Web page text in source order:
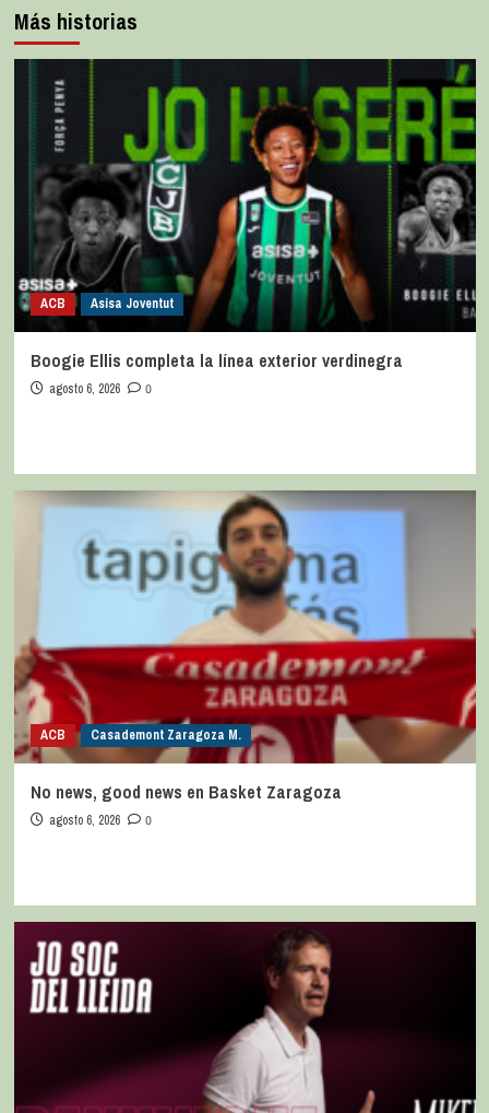
Más historias
ACB Asisa Joventut
Boogie Ellis completa la línea exterior verdinegra
agosto 6, 2026 0
ACB Casademont Zaragoza M.
No news, good news en Basket Zaragoza
agosto 6, 2026 0